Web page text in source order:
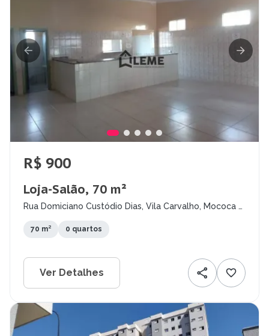
R$ 900
Loja-Salão, 70 m²
Rua Domiciano Custódio Dias, Vila Carvalho, Mococa -
70 m² 0 quartos
Ver Detalhes